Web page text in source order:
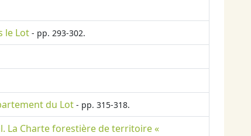
le Lot - pp. 293-302.
du Lot - pp. 315-318.
La Charte forestière de territoire «